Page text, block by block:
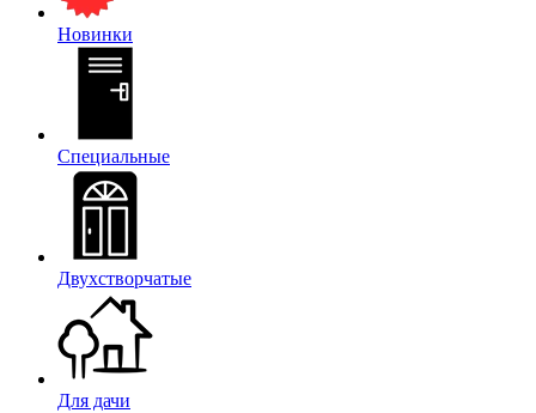
Новинки
Специальные
Двухстворчатые
Для дачи